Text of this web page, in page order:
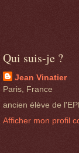
Qui suis-je ?
Jean Vinatier
Paris, France
ancien élève de
Afficher mon profil